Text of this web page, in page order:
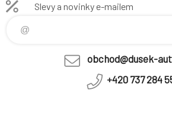
Slevy a novinky e-mailem
obchod@dusek-
+420 737 284